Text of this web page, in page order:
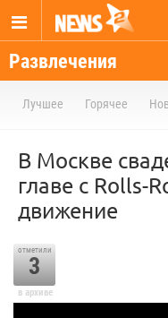
Развлечения
Лучшее Горячее
В Москве
главе с Rolls-
движение
отметили
3
в архиве